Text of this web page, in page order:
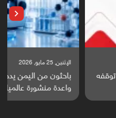
أبحاث ألزهايمر بدراسة